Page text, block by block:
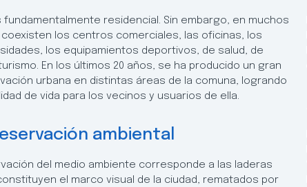
fundamentalmente residencial. Sin embargo, en muchos
los centros comerciales, las oficinas, los
los equipamientos deportivos, de salud, de
En los últimos 20 años, se ha producido un gran
urbana en distintas áreas de la comuna, logrando
de vida para los vecinos y usuarios de ella.
ambiental
del medio ambiente corresponde a las laderas
el marco visual de la ciudad, rematados por